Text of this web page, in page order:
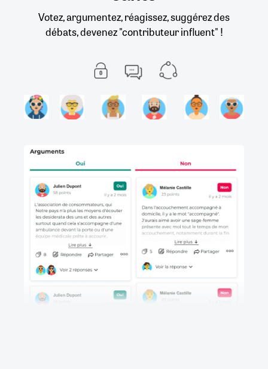
Votez, argumentez, réagissez, suggérez des
débats, devenez "contributeur influent" !